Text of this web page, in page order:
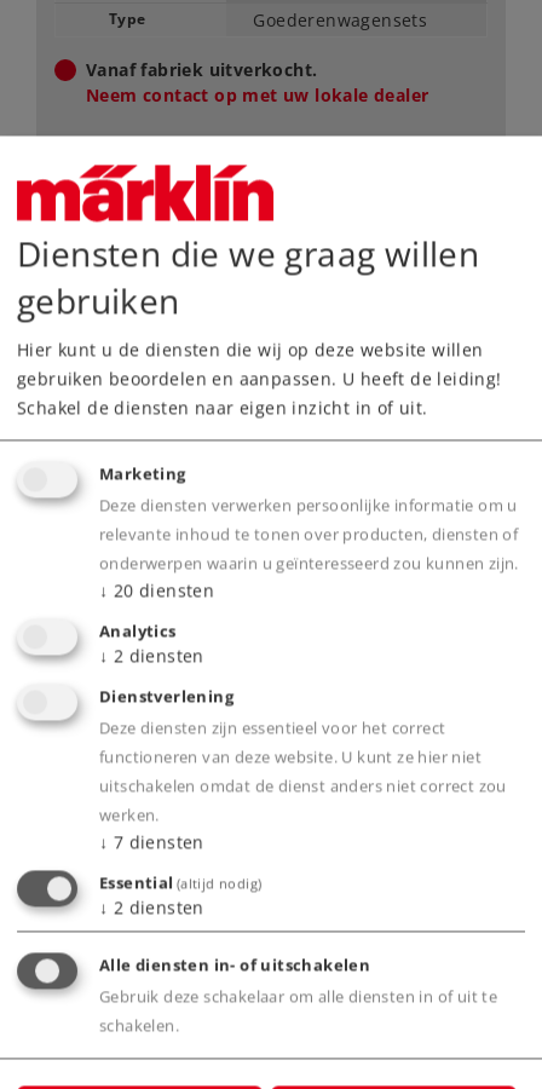
Type Goederenwagensets
Vanaf fabriek uitverkocht.
Neem contact op met uw lokale dealer
Dealer zoeken
Downloads
Onderdelen bestellen
Highlights
Veel apart gemonteerde details.
Alle wagens afzonderlijk verpakt.
Product
Productinfo
Bijbehorende producten
Diensten die we graag willen
gebruiken
Hier kunt u de diensten die wij op deze website willen
gebruiken beoordelen en aanpassen. U heeft de leiding!
Schakel de diensten naar eigen inzicht in of uit.
Marketing
Deze diensten verwerken persoonlijke informatie om u
relevante inhoud te tonen over producten, diensten of
onderwerpen waarin u geïnteresseerd zou kunnen zijn.
↓ 20 diensten
Analytics
↓ 2 diensten
Dienstverlening
Deze diensten zijn essentieel voor het correct
functioneren van deze website. U kunt ze hier niet
uitschakelen omdat de dienst anders niet correct zou
werken.
↓ 7 diensten
Essential (altijd nodig)
↓ 2 diensten
Alle diensten in- of uitschakelen
Gebruik deze schakelaar om alle diensten in of uit te
schakelen.